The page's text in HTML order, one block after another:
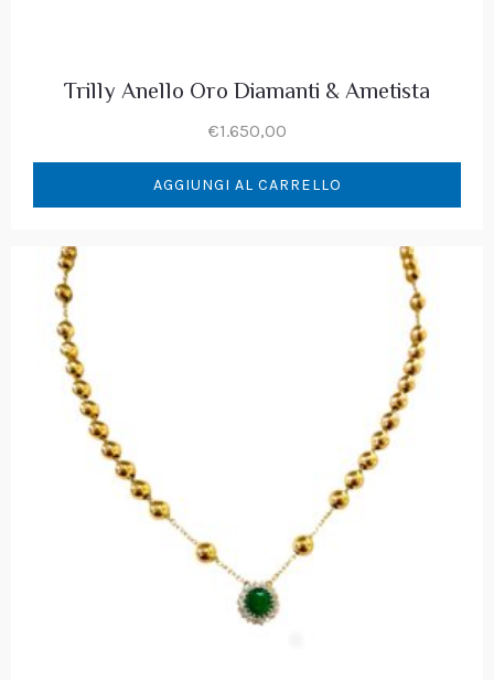
Trilly Anello Oro Diamanti & Ametista
€1.650,00
AGGIUNGI AL CARRELLO